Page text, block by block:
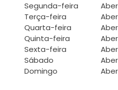
Segunda-feira
Terça-feira
Quarta-feira
Quinta-feira
Sexta-feira
Sábado
Domingo